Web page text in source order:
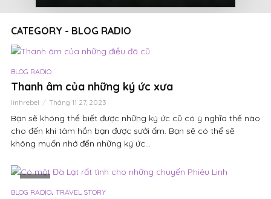
CATEGORY - BLOG RADIO
BLOG RADIO
Thanh âm của những ký ức xưa
linhrebel Tháng 11 27, 2023
Bạn sẽ không thể biết được những ký ức cũ có ý nghĩa thế nào
cho đến khi tâm hồn bạn được sưởi ấm. Bạn sẽ có thể sẽ
không muốn nhớ đến những ký ức...
VIDEO
BLOG RADIO, TRAVEL STORY